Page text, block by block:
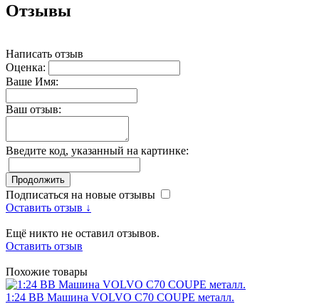
Отзывы
Написать отзыв
Оценка:
Ваше Имя:
Ваш отзыв:
Введите код, указанный на картинке:
Продолжить
Подписаться на новые отзывы
Оставить отзыв ↓
Ещё никто не оставил отзывов.
Оставить отзыв
Похожие товары
1:24 BB Машина VOLVO C70 COUPE металл.